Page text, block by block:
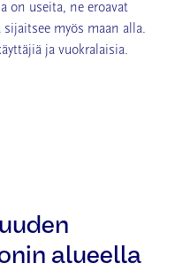
on useita, ne eroavat
myös maan alla.
ja vuokralaisia.
alueella